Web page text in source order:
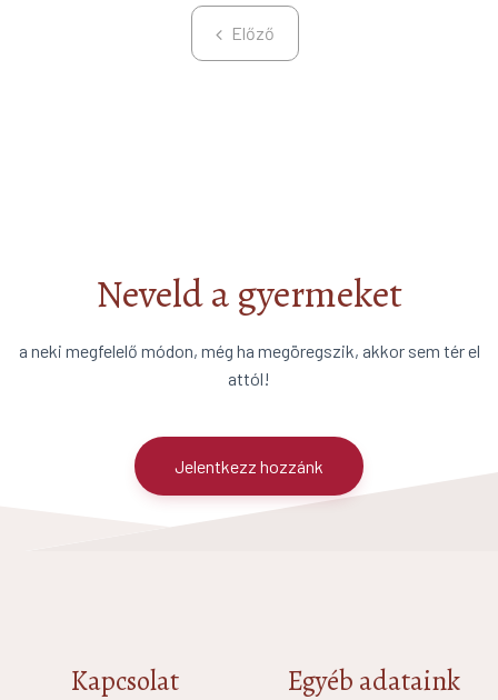
ElőzőElőző
Neveld a gyermeket
a neki megfelelő módon, még ha megöregszik, akkor sem tér el
attól!
Jelentkezz hozzánk
Kapcsolat Egyéb adataink